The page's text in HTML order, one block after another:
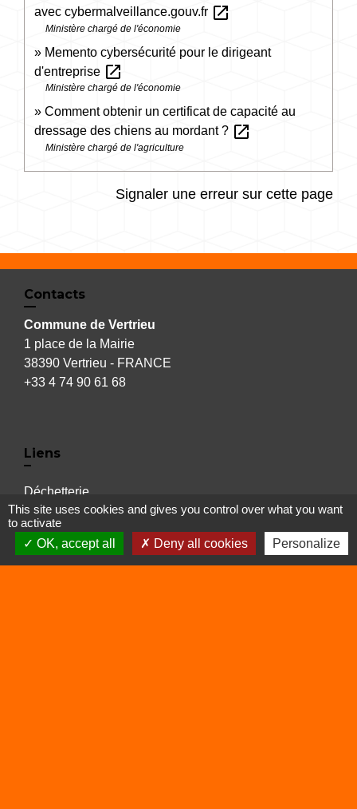
avec cybermalveillance.gouv.fr open_in_new
Ministère chargé de l'économie
Memento cybersécurité pour le dirigeant
d'entreprise open_in_new
Ministère chargé de l'économie
Comment obtenir un certificat de capacité au
dressage des chiens au mordant ? open_in_new
Ministère chargé de l'agriculture
Signaler une erreur sur cette page
Contacts
Commune de Vertrieu
1 place de la Mairie
38390 Vertrieu - FRANCE
+33 4 74 90 61 68
Liens
Déchetterie
Viarhôna
Sites utiles
This site uses cookies and gives you control over what you want
to activate
OK, accept all
Deny all cookies Personalize